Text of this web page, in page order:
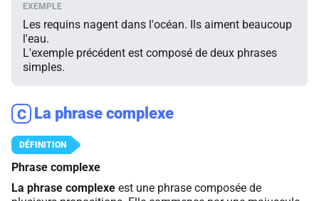
Les requins nagent dans l'océan. Ils aiment beaucoup
l'eau.
L'exemple précédent est composé de deux phrases
simples.
C La phrase complexe
Phrase complexe
La phrase complexe est une phrase composée de